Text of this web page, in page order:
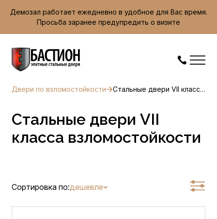
Демозал работает ежедневно в удобное для Вас время.
Просьба заранее предупредить о визите
Двери по взломостойкости Стальные двери VII класса взломостойкости
Стальные двери VII
класса взломостойкости
Сортировка по:дешевле